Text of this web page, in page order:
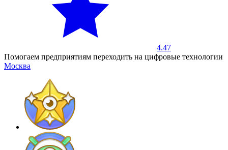
4.47
Помогаем предприятиям переходить на цифровые технологии
Москва